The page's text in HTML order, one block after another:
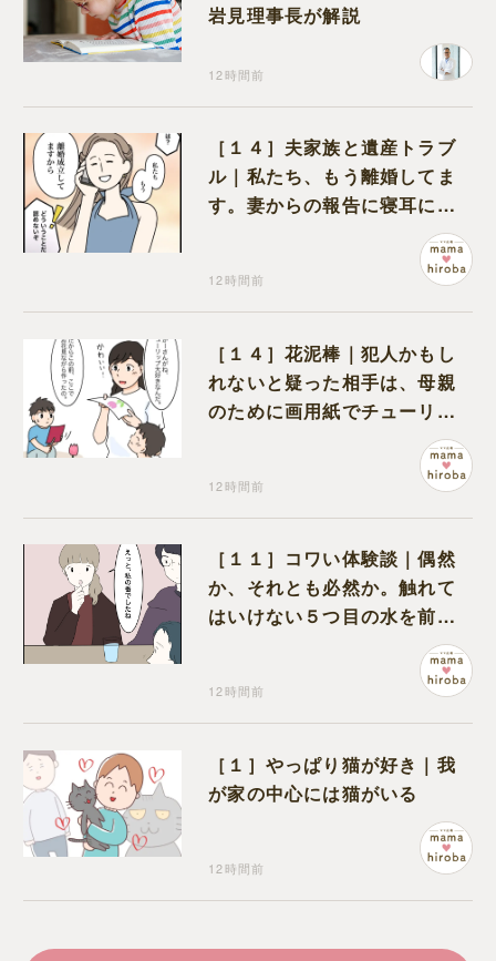
岩見理事長が解説
12時間前
［１４］夫家族と遺産トラブ
ル｜私たち、もう離婚してま
す。妻からの報告に寝耳に水
12時間前
［１４］花泥棒｜犯人かもし
れないと疑った相手は、母親
のために画用紙でチューリッ
プを作っていただけだった
12時間前
［１１］コワい体験談｜偶然
か、それとも必然か。触れて
はいけない５つ目の水を前に
12時間前
［１］やっぱり猫が好き｜我
が家の中心には猫がいる
12時間前